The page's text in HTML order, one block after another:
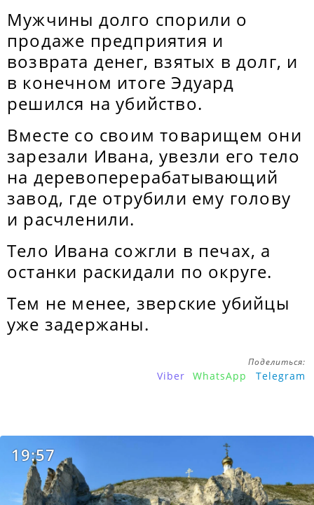
Мужчины долго спорили о
продаже предприятия и
возврата денег, взятых в долг, и
в конечном итоге Эдуард
решился на убийство.
Вместе со своим товарищем они
зарезали Ивана, увезли его тело
на деревоперерабатывающий
завод, где отрубили ему голову
и расчленили.
Тело Ивана сожгли в печах, а
останки раскидали по округе.
Тем не менее, зверские убийцы
уже задержаны.
Поделиться:
Viber WhatsApp Telegram
19:57